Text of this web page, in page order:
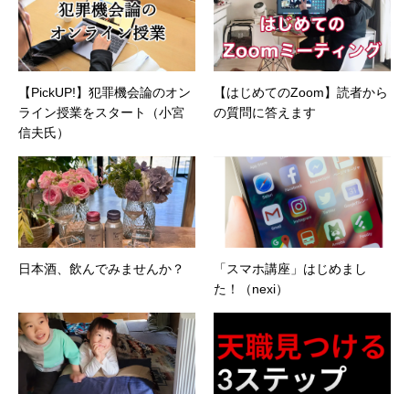
一期修了生として「哲学カフェ＠神保町」の世
話人、2020年以降は「なごテツ」のオンライン
カフェの世話人を務める。趣味は考えること。
【PickUP!】犯罪機会論のオン
ライン授業をスタート（小宮
信夫氏）
【はじめてのZoom】読者から
の質問に答えます
日本酒、飲んでみませんか？
「スマホ講座」はじめまし
た！（nexi）